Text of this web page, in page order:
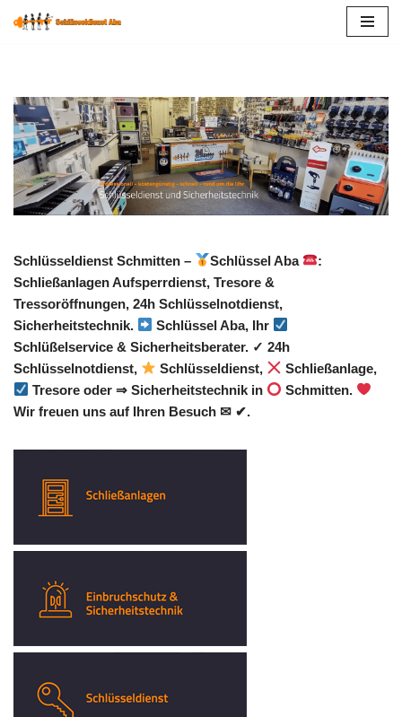
Schlüsseldienst Schmitten – Schlüssel Aba
:
Schließanlagen Aufsperrdienst, Tresore &
Tressoröffnungen, 24h Schlüsselnotdienst,
Sicherheitstechnik.
Schlüssel Aba, Ihr
Schlüßelservice & Sicherheitsberater. ✓ 24h
Schlüsselnotdienst,
Schlüsseldienst,
Schließanlage,
Tresore oder ⇒ Sicherheitstechnik in
Schmitten.
Wir freuen uns auf Ihren Besuch ✉ ✔.